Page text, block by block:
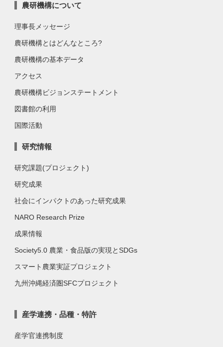
農研機構について
理事長メッセージ
農研機構とはどんなところ?
農研機構の基本データ
アクセス
農研機構ビジョンステートメント
図書館の利用
国際活動
研究情報
研究課題(プロジェクト)
研究成果
社会にインパクトのあった研究成果
NARO Research Prize
成果情報
Society5.0 農業・食品版の実現とSDGs
スマート農業実証プロジェクト
九州沖縄経済圏SFCプロジェクト
産学連携・品種・特許
産学官連携制度